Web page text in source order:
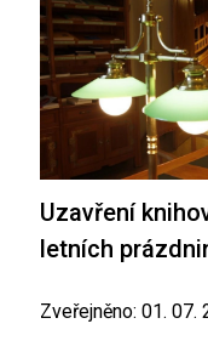
Uzavření
letních
Zveřejněno: 01. 07.